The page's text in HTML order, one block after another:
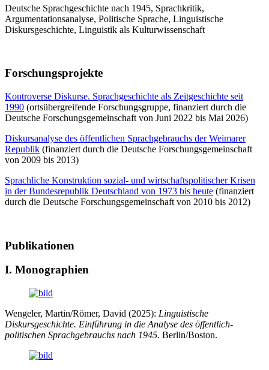
Deutsche Sprachgeschichte nach 1945, Sprachkritik,
Argumentationsanalyse, Politische Sprache, Linguistische
Diskursgeschichte, Linguistik als Kulturwissenschaft
Forschungsprojekte
Kontroverse Diskurse. Sprachgeschichte als Zeitgeschichte seit
1990 (ortsübergreifende Forschungsgruppe, finanziert durch die
Deutsche Forschungsgemeinschaft von Juni 2022 bis Mai 2026)
Diskursanalyse des öffentlichen Sprachgebrauchs der Weimarer
Republik (finanziert durch die Deutsche Forschungsgemeinschaft
von 2009 bis 2013)
Sprachliche Konstruktion sozial- und wirtschaftspolitischer Krisen
in der Bundesrepublik Deutschland von 1973 bis heute (finanziert
durch die Deutsche Forschungsgemeinschaft von 2010 bis 2012)
Publikationen
I. Monographien
Wengeler, Martin/Römer, David (2025): Linguistische
Diskursgeschichte. Einführung in die Analyse des öffentlich-
politischen Sprachgebrauchs nach 1945. Berlin/Boston.